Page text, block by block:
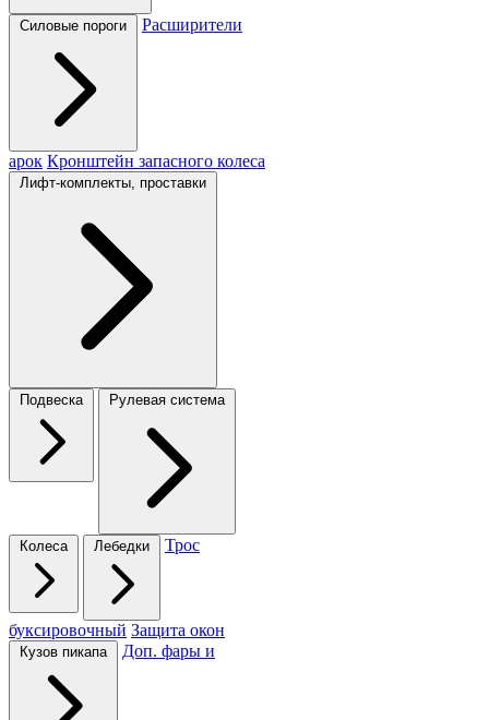
Силовые пороги Расширители
арок Кронштейн запасного колеса
Лифт-комплекты, проставки
Подвеска Рулевая система
Колеса Лебедки Трос
буксировочный Защита окон
Кузов пикапа Доп. фары и